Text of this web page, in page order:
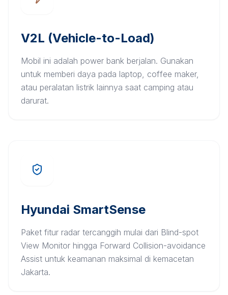
V2L (Vehicle-to-Load)
Mobil ini adalah power bank berjalan. Gunakan
untuk memberi daya pada laptop, coffee maker,
atau peralatan listrik lainnya saat camping atau
darurat.
Hyundai SmartSense
Paket fitur radar tercanggih mulai dari Blind-spot
View Monitor hingga Forward Collision-avoidance
Assist untuk keamanan maksimal di kemacetan
Jakarta.